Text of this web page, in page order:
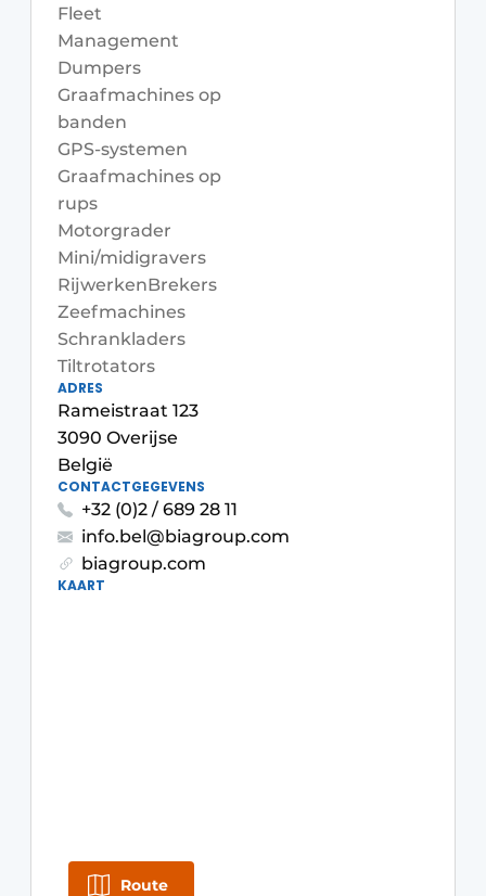
Privacy / Cookie statement
Vacature aanmelden
Vacatures
Video’s
Fleet
Management
Dumpers
Graafmachines op
banden
GPS-systemen
Graafmachines op
rups
Motorgrader
Mini/midigravers
RijwerkenBrekers
Zeefmachines
Schrankladers
Tiltrotators
ADRES
Rameistraat 123
3090 Overijse
België
CONTACTGEGEVENS
+32 (0)2 / 689 28 11
info.bel@biagroup.com
biagroup.com
KAART
Route